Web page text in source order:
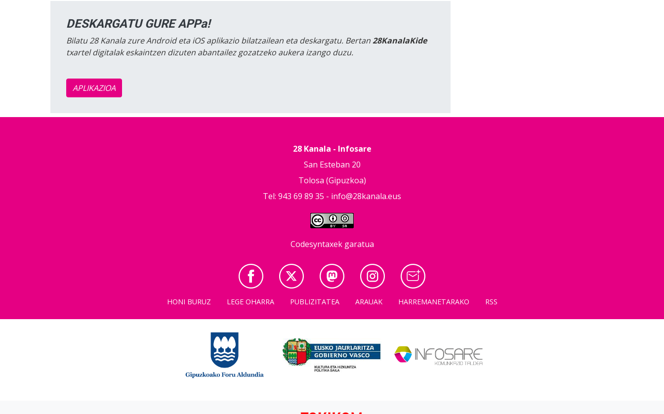
DESKARGATU GURE APPa!
Bilatu 28 Kanala zure Android eta iOS aplikazio bilatzailean eta deskargatu. Bertan28KanalaKide
txartel digitalak eskaintzen dizuten abantailez gozatzeko aukera izango duzu.
APLIKAZIOA
28 Kanala - Infosare
San Esteban 20
Tolosa (Gipuzkoa)
Tel: 943 69 89 35 - info@28kanala.eus
Codesyntaxek garatua
HONI BURUZ LEGE OHARRA PUBLIZITATEA ARAUAK HARREMANETARAKO RSS